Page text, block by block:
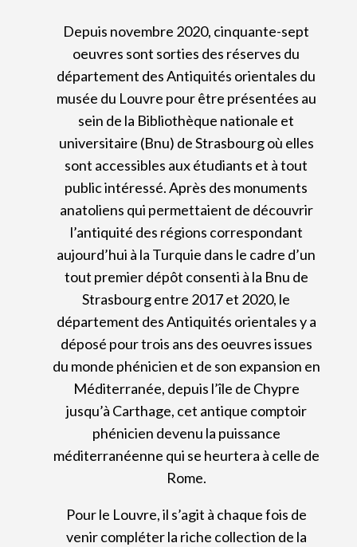
Depuis novembre 2020, cinquante-sept
oeuvres sont sorties des réserves du
département des Antiquités orientales du
musée du Louvre pour être présentées au
sein de la Bibliothèque nationale et
universitaire (Bnu) de Strasbourg où elles
sont accessibles aux étudiants et à tout
public intéressé. Après des monuments
anatoliens qui permettaient de découvrir
l’antiquité des régions correspondant
aujourd’hui à la Turquie dans le cadre d’un
tout premier dépôt consenti à la Bnu de
Strasbourg entre 2017 et 2020, le
département des Antiquités orientales y a
déposé pour trois ans des oeuvres issues
du monde phénicien et de son expansion en
Méditerranée, depuis l’île de Chypre
jusqu’à Carthage, cet antique comptoir
phénicien devenu la puissance
méditerranéenne qui se heurtera à celle de
Rome.
Pour le Louvre, il s’agit à chaque fois de
venir compléter la riche collection de la